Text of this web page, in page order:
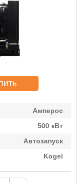
Амперос
500 кВт
Автозапуск
Kogel